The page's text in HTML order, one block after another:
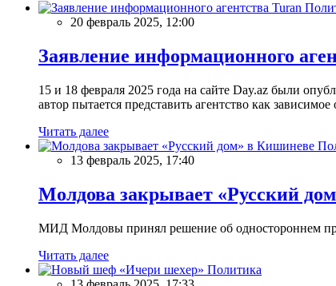
20 февраль 2025, 12:00
Заявление информационного
15 и 18 февраля 2025 года на сайте Day.az были
автор пытается представить агентство как
Читать далее
13 февраль 2025, 17:40
Молдова закрывает «Русский
МИД Молдовы принял решение об одностороннем
Читать далее
Политика